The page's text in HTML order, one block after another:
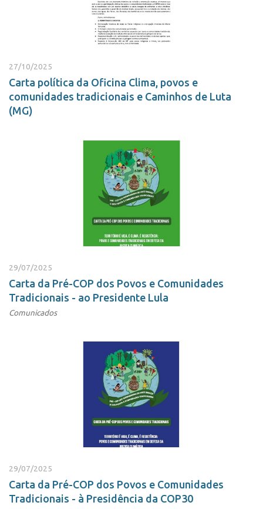
27/10/2025
Carta política da Oficina Clima, povos e
comunidades tradicionais e Caminhos de Luta
(MG)
29/07/2025
Carta da Pré-COP dos Povos e Comunidades
Tradicionais - ao Presidente Lula
Comunicados
29/07/2025
Carta da Pré-COP dos Povos e Comunidades
Tradicionais - à Presidência da COP30